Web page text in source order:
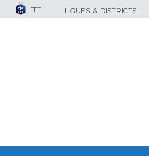
FFF LIGUES & DISTRICTS